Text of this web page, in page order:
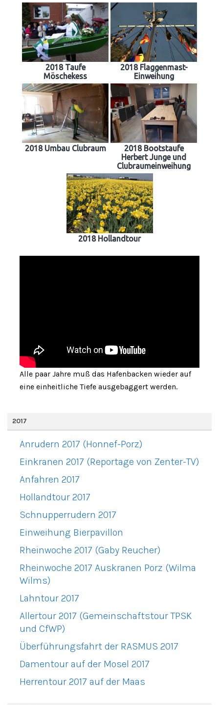
2018 Taufe
Möschekess
2018 Flaggenmast-
Einweihung
2018 Umbau Clubraum
2018 Bootstaufe
Herbert Junge und
Clubraumeinweihung
2018 Hollandtour
Alle paar Jahre muß das Hafenbacken wieder auf
eine einheitliche Tiefe ausgebaggert werden.
2017
Anrudern 2017 (Honnef-Porz)
Einkranen 2017 (Reportage von Zenter-TV)
Anfahren 2017
Hollandtour 2017
Schnupperrudern 2017
Einweihung Bierpavillon
Rheinwoche 2017 (Gaby Reucher)
Rheinwoche 2017 Auskranen Porz (Wilma
Wilms)
Lahntour 2017
Allertour 2017 (Gemeinschaftstour TPSK
und CfWP)
Überführungsfahrt der RASMUS 2017
Damentour auf der Mosel 2017
Herrentour 2017 auf der Maas